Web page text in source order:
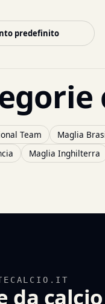
Team Maglia
Maglia Inghilterra
da